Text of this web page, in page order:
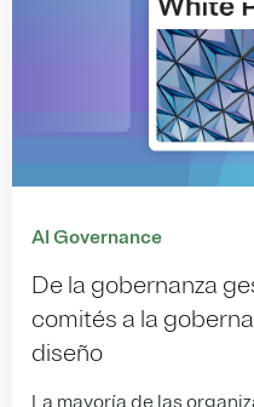
AI Governance
De la gobernanza
comités a la
diseño